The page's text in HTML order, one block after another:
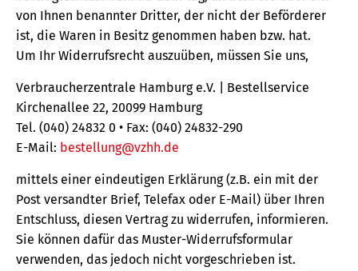
von Ihnen benannter Dritter, der nicht der Beförderer
ist, die Waren in Besitz genommen haben bzw. hat.
Um Ihr Widerrufsrecht auszuüben, müssen Sie uns,
Verbraucherzentrale Hamburg e.V. | Bestellservice
Kirchenallee 22, 20099 Hamburg
Tel. (040) 24832 0 • Fax: (040) 24832-290
E-Mail: bestellung@vzhh.de
mittels einer eindeutigen Erklärung (z.B. ein mit der
Post versandter Brief, Telefax oder E-Mail) über Ihren
Entschluss, diesen Vertrag zu widerrufen, informieren.
Sie können dafür das Muster-Widerrufsformular
verwenden, das jedoch nicht vorgeschrieben ist.